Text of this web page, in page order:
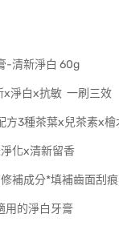
-清新淨白 60g
x淨白x抗敏 一刷三效
方3種茶葉x兒茶素x檜
化x清新留香
補成分*填補齒面刮
用的淨白牙膏